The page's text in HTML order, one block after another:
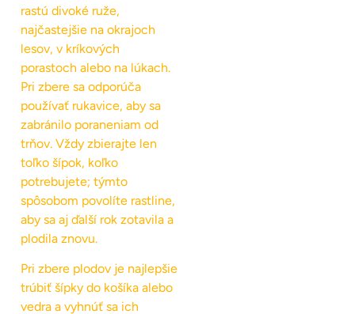
rastú divoké ruže,
najčastejšie na okrajoch
lesov, v kríkových
porastoch alebo na lúkach.
Pri zbere sa odporúča
používať rukavice, aby sa
zabránilo poraneniam od
trňov. Vždy zbierajte len
toľko šípok, koľko
potrebujete; týmto
spôsobom povolíte rastline,
aby sa aj ďalší rok zotavila a
plodila znovu.
Pri zbere plodov je najlepšie
trúbiť šípky do košíka alebo
vedra a vyhnúť sa ich